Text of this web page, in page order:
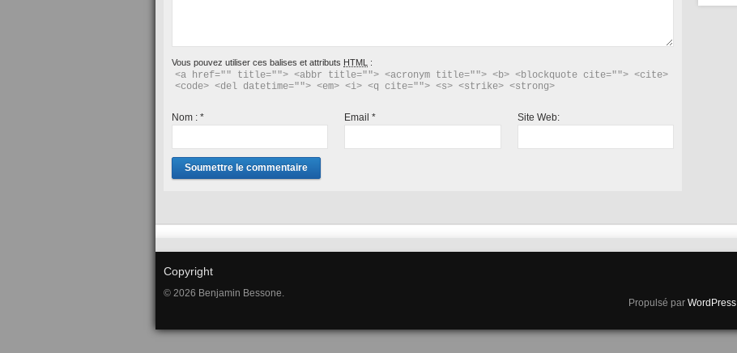
Vous pouvez utiliser ces balises et attributs HTML :
<a href="" title=""> <abbr title=""> <acronym title=""> <b> <blockquote cite=""> <cite>
<code> <del datetime=""> <em> <i> <q cite=""> <s> <strike> <strong>
Nom : * Email* Site Web:
Copyright
© 2026 Benjamin Bessone.
Propulsé par WordPress